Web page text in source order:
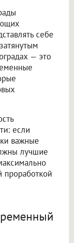
себе
— это
если
важные
лучшие